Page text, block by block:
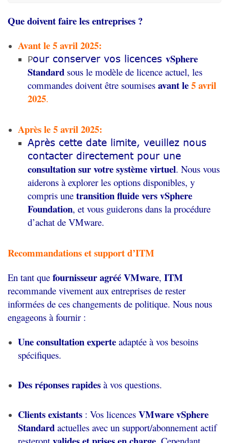
Que doivent faire les entreprises ?
Avant le 5 avril 2025:
Pour conserver vos licencesvSphere
Standard sous le modèle de licence actuel, les
commandes doivent être soumisesavant le5 avril
2025.
Après le 5 avril 2025:
Après cette date limite, veuillez nous
contacter directement pour une
consultation sur votre système virtuel. Nous vous
aiderons à explorer les options disponibles, y
compris unetransition fluide vers vSphere
Foundation, et vous guiderons dans la procédure
d’achat de VMware.
Recommandations et support d’ITM
En tant que fournisseur agréé VMware, ITM
recommande vivement aux entreprises de rester
informées de ces changements de politique. Nous nous
engageons à fournir :
Une consultation experteadaptée à vos besoins
spécifiques.
Des réponses rapidesà vos questions.
Clients existants: Vos licences VMware vSphere
Standardactuelles avec un support/abonnement actif